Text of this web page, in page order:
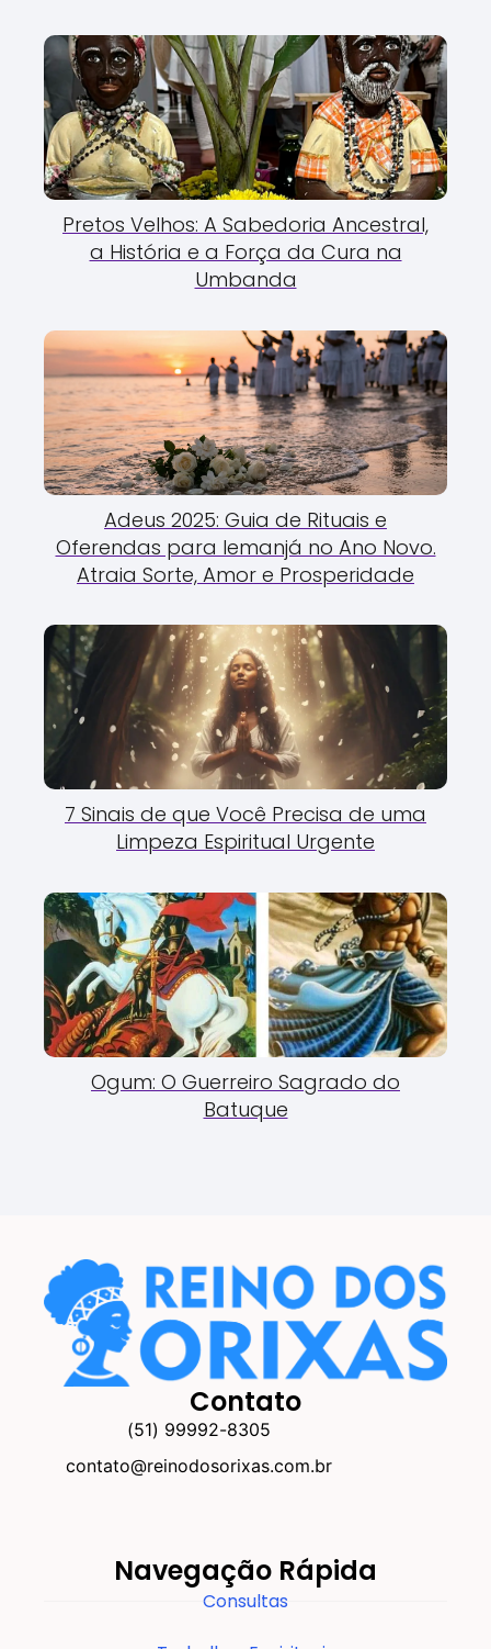
Pretos Velhos: A Sabedoria Ancestral,
a História e a Força da Cura na
Umbanda
Adeus 2025: Guia de Rituais e
Oferendas para Iemanjá no Ano Novo.
Atraia Sorte, Amor e Prosperidade
7 Sinais de que Você Precisa de uma
Limpeza Espiritual Urgente
Ogum: O Guerreiro Sagrado do
Batuque
Contato
(51) 99992-8305
contato@reinodosorixas.com.br
Navegação Rápida
Consultas